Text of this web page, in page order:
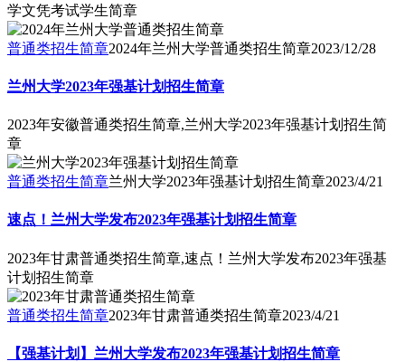
学文凭考试学生简章
普通类招生简章2024年兰州大学普通类招生简章2023/12/28
兰州大学2023年强基计划招生简章
2023年安徽普通类招生简章,兰州大学2023年强基计划招生简
章
普通类招生简章兰州大学2023年强基计划招生简章2023/4/21
速点！兰州大学发布2023年强基计划招生简章
2023年甘肃普通类招生简章,速点！兰州大学发布2023年强基
计划招生简章
普通类招生简章2023年甘肃普通类招生简章2023/4/21
【强基计划】兰州大学发布2023年强基计划招生简章